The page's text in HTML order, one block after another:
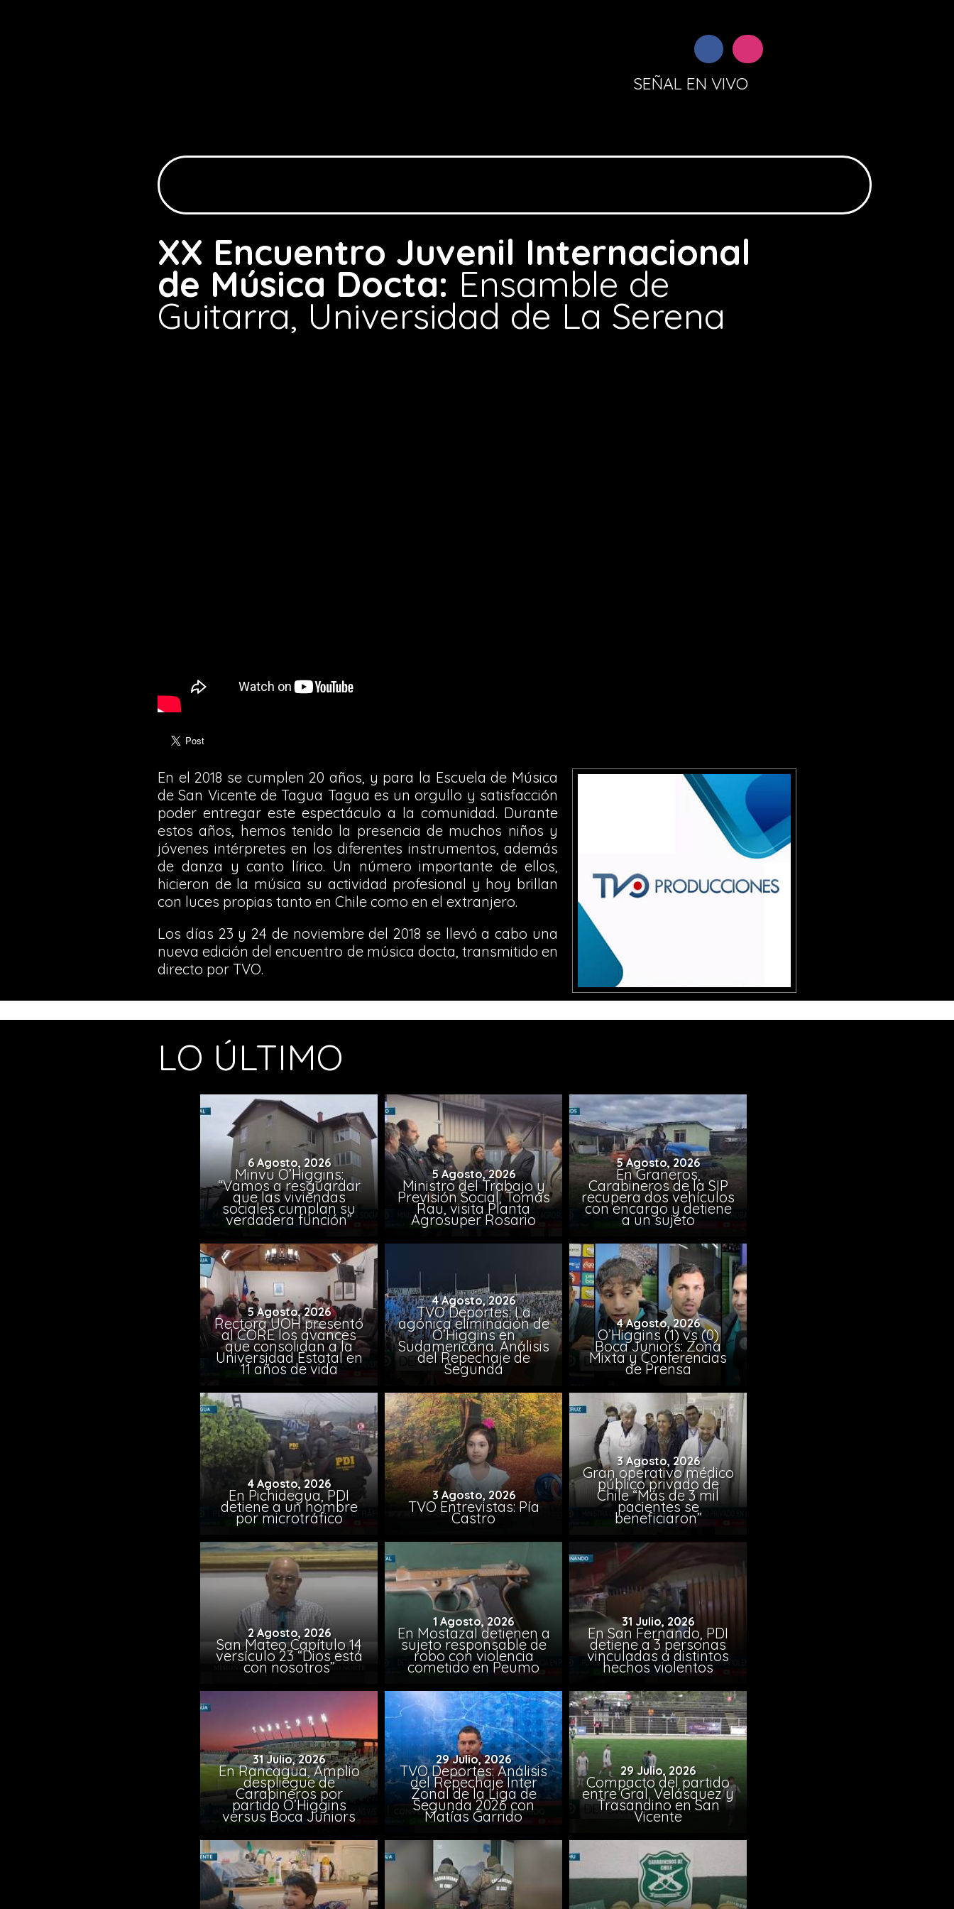
SEÑAL EN VIVO
XX Encuentro Juvenil Internacional
de Música Docta: Ensamble de
Guitarra, Universidad de La Serena
En el 2018 se cumplen 20 años, y para la Escuela de Música
de San Vicente de Tagua Tagua es un orgullo y satisfacción
poder entregar este espectáculo a la comunidad. Durante
estos años, hemos tenido la presencia de muchos niños y
jóvenes intérpretes en los diferentes instrumentos, además
de danza y canto lírico. Un número importante de ellos,
hicieron de la música su actividad profesional y hoy brillan
con luces propias tanto en Chile como en el extranjero.
Los días 23 y 24 de noviembre del 2018 se llevó a cabo una
nueva edición del encuentro de música docta, transmitido en
directo por TVO.
LO ÚLTIMO
6 Agosto, 2026
Minvu O’Higgins:
“Vamos a resguardar
que las viviendas
sociales cumplan su
verdadera función”
5 Agosto, 2026
Ministro del Trabajo y
Previsión Social, Tomás
Rau, visita Planta
Agrosuper Rosario
5 Agosto, 2026
En Graneros,
Carabineros de la SIP
recupera dos vehículos
con encargo y detiene
a un sujeto
5 Agosto, 2026
Rectora UOH presentó
al CORE los avances
que consolidan a la
Universidad Estatal en
11 años de vida
4 Agosto, 2026
TVO Deportes: La
agónica eliminación de
O’Higgins en
Sudamericana. Análisis
del Repechaje de
Segunda
4 Agosto, 2026
O’Higgins (1) vs (0)
Boca Juniors: Zona
Mixta y Conferencias
de Prensa
4 Agosto, 2026
En Pichidegua, PDI
detiene a un hombre
por microtráfico
3 Agosto, 2026
TVO Entrevistas: Pía
Castro
3 Agosto, 2026
Gran operativo médico
público privado de
Chile “Más de 3 mil
pacientes se
beneficiaron”
2 Agosto, 2026
San Mateo Capítulo 14
versículo 23 “Dios está
con nosotros”
1 Agosto, 2026
En Mostazal detienen a
sujeto responsable de
robo con violencia
cometido en Peumo
31 Julio, 2026
En San Fernando, PDI
detiene a 3 personas
vinculadas a distintos
hechos violentos
31 Julio, 2026
En Rancagua, Amplio
despliegue de
Carabineros por
partido O’Higgins
versus Boca Juniors
29 Julio, 2026
TVO Deportes: Análisis
del Repechaje Inter
Zonal de la Liga de
Segunda 2026 con
Matías Garrido
29 Julio, 2026
Compacto del partido
entre Gral. Velásquez y
Trasandino en San
Vicente